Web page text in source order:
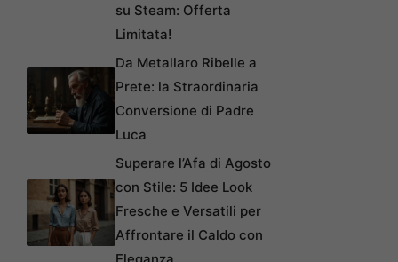
su Steam: Offerta
Limitata!
Da Metallaro Ribelle a
Prete: la Straordinaria
Conversione di Padre
Luca
Superare l’Afa di Agosto
con Stile: 5 Idee Look
Fresche e Versatili per
Affrontare il Caldo con